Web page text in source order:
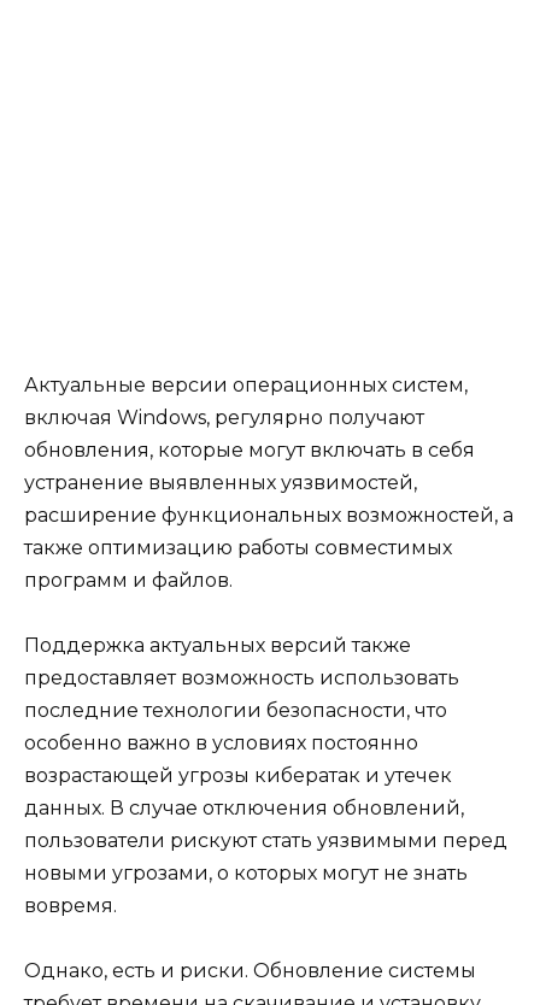
Актуальные версии операционных систем,
включая Windows, регулярно получают
обновления, которые могут включать в себя
устранение выявленных уязвимостей,
расширение функциональных возможностей, а
также оптимизацию работы совместимых
программ и файлов.
Поддержка актуальных версий также
предоставляет возможность использовать
последние технологии безопасности, что
особенно важно в условиях постоянно
возрастающей угрозы кибератак и утечек
данных. В случае отключения обновлений,
пользователи рискуют стать уязвимыми перед
новыми угрозами, о которых могут не знать
вовремя.
Однако, есть и риски. Обновление системы